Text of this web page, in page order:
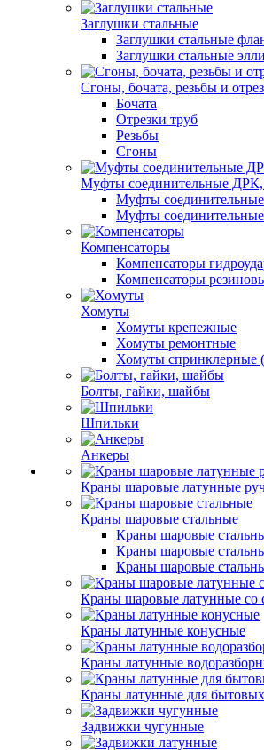
Заглушки стальные
Заглушки стальные
Заглушки стальные
Сгоны, бочата, резьбы и
Бочата
Отрезки труб
Резьбы
Сгоны
Муфты соединительные
Муфты
Муфты
Компенсаторы
Компенсаторы
Компенсаторы
Хомуты
Хомуты крепежные
Хомуты ремонтные
Хомуты спринклерные
Болты, гайки, шайбы
Шпильки
Анкеры
Краны шаровые латунные
Краны шаровые стальные
Краны шаровые
Краны шаровые
Краны шаровые
Краны шаровые латунные со
Краны латунные конусные
Краны латунные
Краны латунные для
Задвижки чугунные